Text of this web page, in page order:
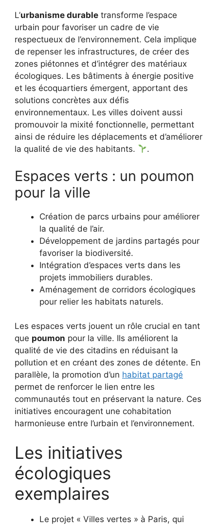
L’urbanisme durable transforme l’espace
urbain pour favoriser un cadre de vie
respectueux de l’environnement. Cela implique
de repenser les infrastructures, de créer des
zones piétonnes et d’intégrer des matériaux
écologiques. Les bâtiments à énergie positive
et les écoquartiers émergent, apportant des
solutions concrètes aux défis
environnementaux. Les villes doivent aussi
promouvoir la mixité fonctionnelle, permettant
ainsi de réduire les déplacements et d’améliorer
la qualité de vie des habitants.
.
Espaces verts : un poumon
pour la ville
Création de parcs urbains pour améliorer
la qualité de l’air.
Développement de jardins partagés pour
favoriser la biodiversité.
Intégration d’espaces verts dans les
projets immobiliers durables.
Aménagement de corridors écologiques
pour relier les habitats naturels.
Les espaces verts jouent un rôle crucial en tant
que poumon pour la ville. Ils améliorent la
qualité de vie des citadins en réduisant la
pollution et en créant des zones de détente. En
parallèle, la promotion d’un habitat partagé
permet de renforcer le lien entre les
communautés tout en préservant la nature. Ces
initiatives encouragent une cohabitation
harmonieuse entre l’urbain et l’environnement.
Les initiatives
écologiques
exemplaires
Le projet « Villes vertes » à Paris, qui